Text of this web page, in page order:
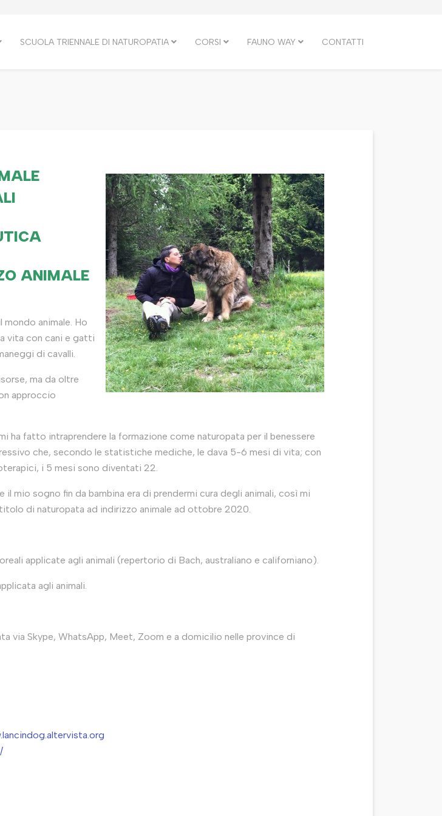
SCUOLA TRIENNALE DI NATUROPATIA CORSI FAUNO WAY CONTATTI
ANIMALE
animale. Ho
vita con cani e gatti
di cavalli.
ma da oltre
approccio
ha fatto intraprendere la formazione come naturopata per il benessere
che, secondo le statistiche mediche, le dava 5-6 mesi di vita; con
i 5 mesi sono diventati 22.
mio sogno fin da bambina era di prendermi cura degli animali, così mi
di naturopata ad indirizzo animale ad ottobre 2020.
applicate agli animali (repertorio di Bach, australiano e californiano).
agli animali.
via Skype, WhatsApp, Meet, Zoom e a domicilio nelle province di